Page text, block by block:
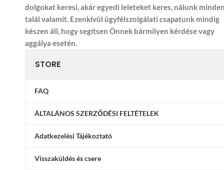
dolgokat keresi, akár egyedi leleteket keres, nálunk
talál valamit. Ezenkívül ügyfélszolgálati csapatunk mindig
készen áll, hogy segítsen Önnek bármilyen kérdése vagy
aggálya esetén.
STORE
FAQ
ÁLTALÁNOS SZERZŐDÉSI FELTÉTELEK
Adatkezelési Tájékoztató
Visszaküldés és csere